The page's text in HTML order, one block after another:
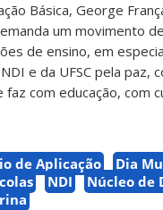
Básica, George
um movimento
de ensino, em
e da UFSC pela
com educação, com
de Aplicação Dia
NDI Núcleo de